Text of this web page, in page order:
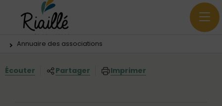
Panneau de gestion des cookies
Menu principal
Contenus
Vous êtes ici:
Annuaire des associations
Écouter Partager Imprimer